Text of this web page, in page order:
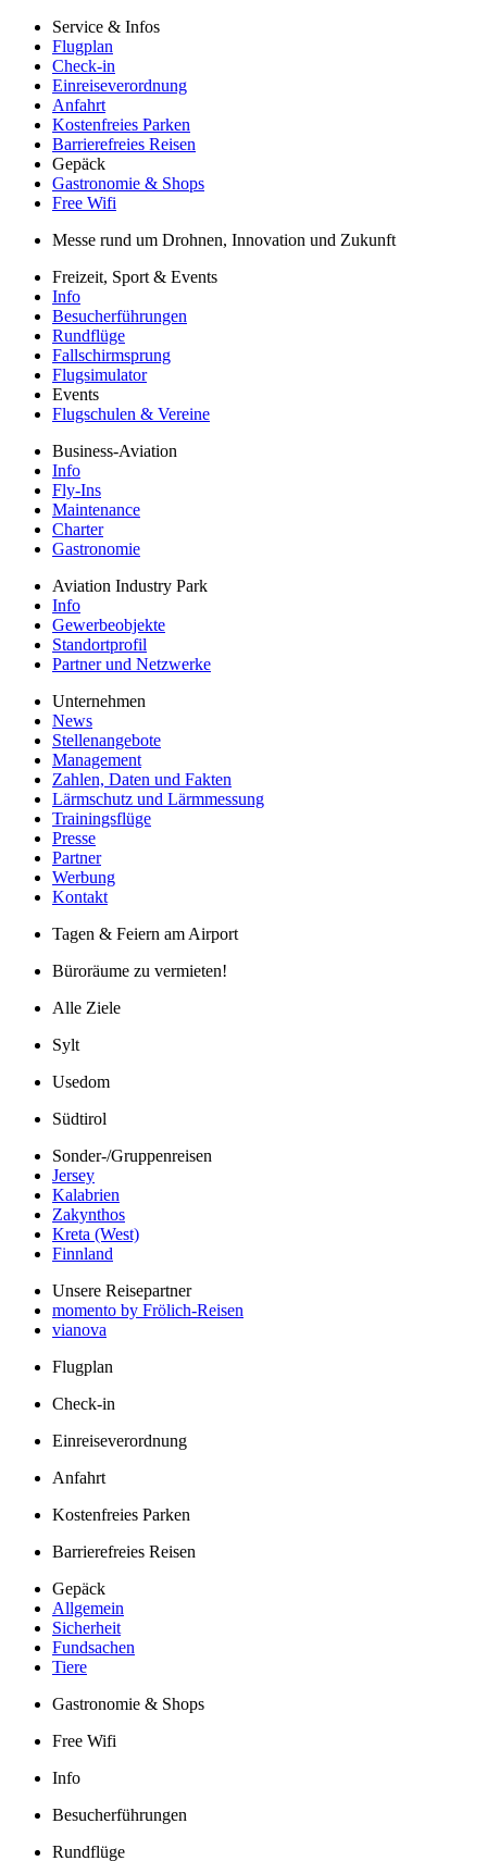
Service & Infos
Flugplan
Check-in
Einreiseverordnung
Anfahrt
Kostenfreies Parken
Barrierefreies Reisen
Gepäck
Gastronomie & Shops
Free Wifi
Messe rund um Drohnen, Innovation und Zukunft
Freizeit, Sport & Events
Info
Besucherführungen
Rundflüge
Fallschirmsprung
Flugsimulator
Events
Flugschulen & Vereine
Business-Aviation
Info
Fly-Ins
Maintenance
Charter
Gastronomie
Aviation Industry Park
Info
Gewerbeobjekte
Standortprofil
Partner und Netzwerke
Unternehmen
News
Stellenangebote
Management
Zahlen, Daten und Fakten
Lärmschutz und Lärmmessung
Trainingsflüge
Presse
Partner
Werbung
Kontakt
Tagen & Feiern am Airport
Büroräume zu vermieten!
Alle Ziele
Sylt
Usedom
Südtirol
Sonder-/Gruppenreisen
Jersey
Kalabrien
Zakynthos
Kreta (West)
Finnland
Unsere Reisepartner
momento by Frölich-Reisen
vianova
Flugplan
Check-in
Einreiseverordnung
Anfahrt
Kostenfreies Parken
Barrierefreies Reisen
Gepäck
Allgemein
Sicherheit
Fundsachen
Tiere
Gastronomie & Shops
Free Wifi
Info
Besucherführungen
Rundflüge